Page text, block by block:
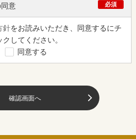
意 必須
針をお読みいただき、同意するにチ
クしてください。
同意する